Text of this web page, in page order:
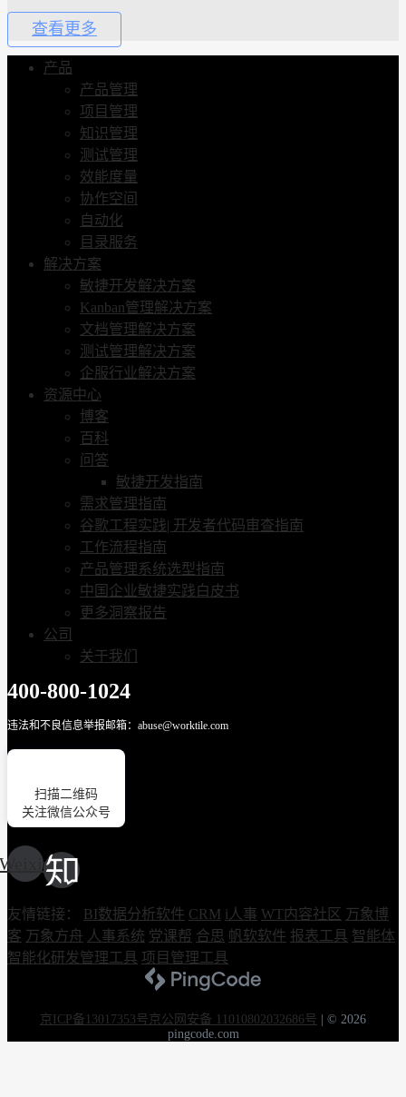
查看更多
产品
产品管理
项目管理
知识管理
测试管理
效能度量
协作空间
自动化
目录服务
解决方案
敏捷开发解决方案
Kanban管理解决方案
文档管理解决方案
测试管理解决方案
企服行业解决方案
资源中心
博客
百科
问答
敏捷开发指南
需求管理指南
谷歌工程实践| 开发者代码审查指南
工作流程指南
产品管理系统选型指南
中国企业敏捷实践白皮书
更多洞察报告
公司
关于我们
400-800-1024
违法和不良信息举报邮箱：abuse@worktile.com
扫描二维码
关注微信公众号
Weixin
友情链接： BI数据分析软件 CRM i人事 WT内容社区 万象博
客 万象方舟 人事系统 党课帮 合思 帆软软件 报表工具 智能体
智能化研发管理工具 项目管理工具
京ICP备13017353号京公网安备 11010802032686号
© 2026
pingcode.com